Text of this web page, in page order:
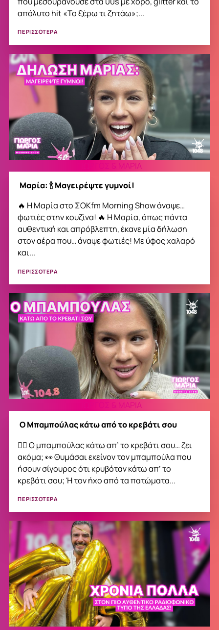
απόλυτο hit «Το ξέρω τι ζητάω»;...
ΠΕΡΙΣΣΟΤΕΡΑ
ΓΙΩΡΓΟΣ & ΜΑΡΙΑ
Μαρία: 🍾 Μαγειρέψτε γυμνοί!
🔥 Η Μαρία στο ΣΟΚfm Morning Show άναψε…
φωτιές στην κουζίνα! 🔥 Η Μαρία, όπως πάντα
αυθεντική και απρόβλεπτη, έκανε μία δήλωση
στον αέρα που… άναψε φωτιές! Με ύφος χαλαρό
και...
ΠΕΡΙΣΣΟΤΕΡΑ
ΓΙΩΡΓΟΣ & ΜΑΡΙΑ
O Μπαμπούλας κάτω από το κρεβάτι σου
🧟‍♀️ Ο μπαμπούλας κάτω απ’ το κρεβάτι σου… ζει
ακόμα; 👀 Θυμάσαι εκείνον τον μπαμπούλα που
ήσουν σίγουρος ότι κρυβόταν κάτω απ’ το
κρεβάτι σου; Ή τον ήχο από τα πατώματα...
ΠΕΡΙΣΣΟΤΕΡΑ